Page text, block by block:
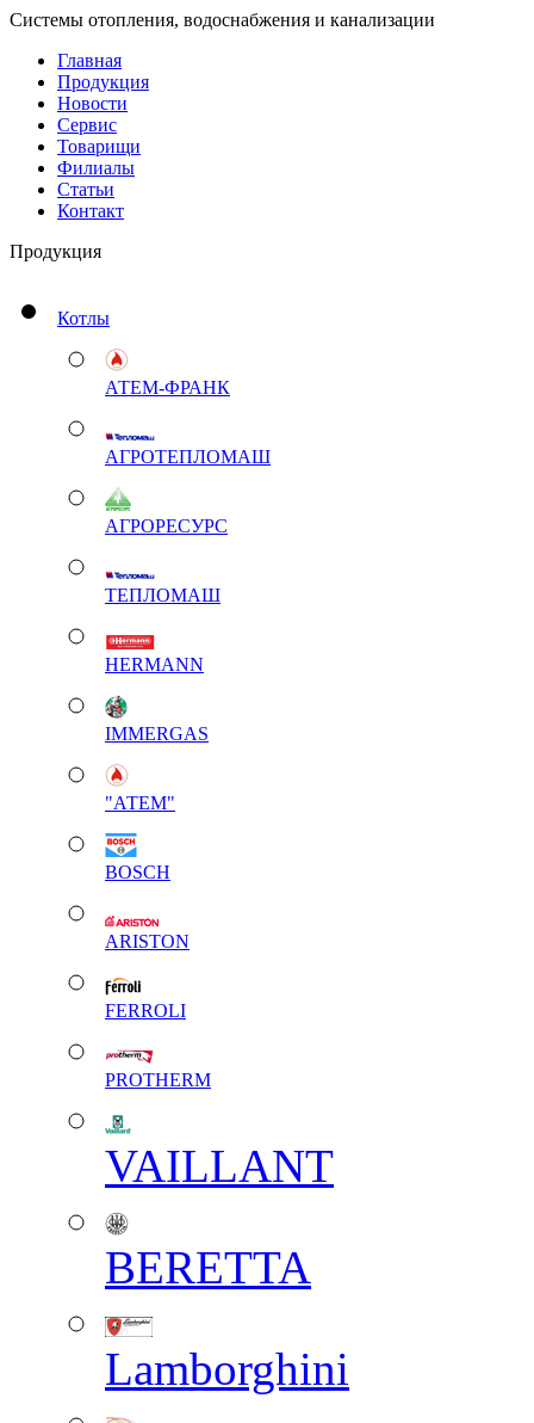
Системы отопления, водоснабжения и канализации
Главная
Продукция
Новости
Сервис
Товарищи
Филиалы
Статьи
Контакт
Продукция
Котлы
АТЕМ-ФРАНК
АГРОТЕПЛОМАШ
АГРОРЕСУРС
ТЕПЛОМАШ
HERMANN
IMMERGAS
"АТЕМ"
BOSCH
ARISTON
FERROLI
PROTHERM
VAILLANT
BERETTA
Lamborghini